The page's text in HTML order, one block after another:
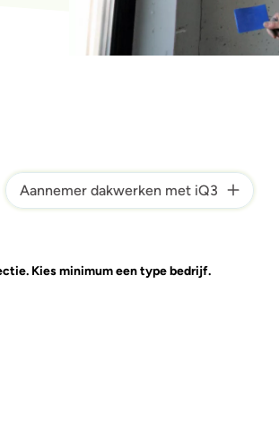
Aannemer dakwerken met iQ3
Kies minimum een type bedrijf.